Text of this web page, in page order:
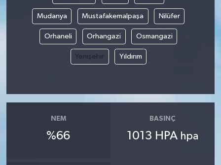
Mudanya Mustafakemalpaşa Nilüfer
Orhaneli Orhangazi Osmangazi
Yenişehir Yıldırım
NEM
%66
BASINÇ
1013 HPA hpa